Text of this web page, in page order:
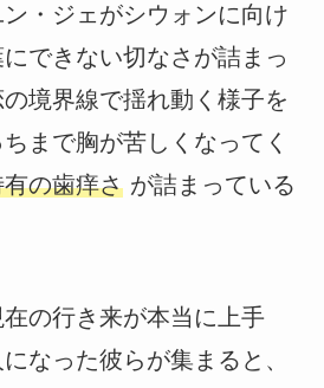
・ジェがシウォンに向け
できない切なさが詰まっ
境界線で揺れ動く様子を
まで胸が苦しくなってく
の歯痒さが詰まっている
の行き来が本当に上手
なった彼らが集まると、